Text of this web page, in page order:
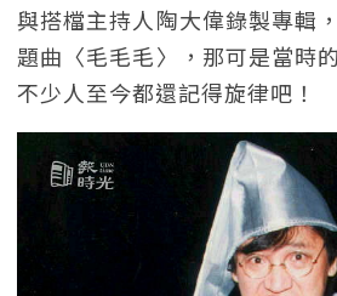
與搭檔主持人陶大偉錄製專輯
題曲〈毛毛毛〉，那可是當時
不少人至今都還記得旋律吧！